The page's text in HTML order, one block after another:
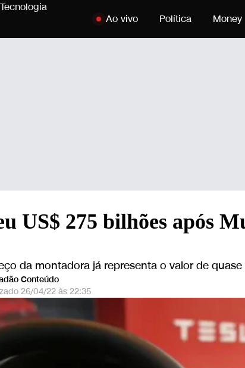
Pular para o conteúdo
Ao vivo Política Money
US$ 275 bilhões após
da montadora já representa o valor de
Conteúdo
26/04/22 às 22:35